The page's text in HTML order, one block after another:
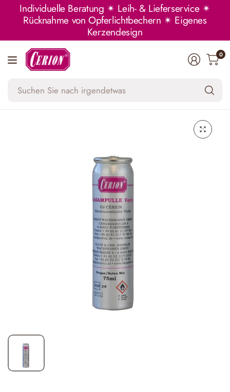
Individuelle Beratung ✴ Leih- & Lieferservice ✴
Rücknahme von Opferlichtbechern ✴ Eigenes
Kerzendesign
0